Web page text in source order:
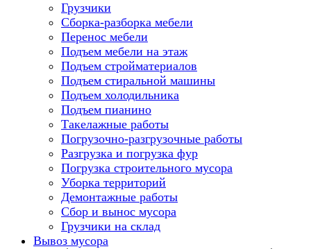
Грузчики
Сборка-разборка мебели
Перенос мебели
Подъем мебели на этаж
Подъем стройматериалов
Подъем стиральной машины
Подъем холодильника
Подъем пианино
Такелажные работы
Погрузочно-разгрузочные работы
Разгрузка и погрузка фур
Погрузка строительного мусора
Уборка территорий
Демонтажные работы
Сбор и вынос мусора
Грузчики на склад
Вывоз мусора